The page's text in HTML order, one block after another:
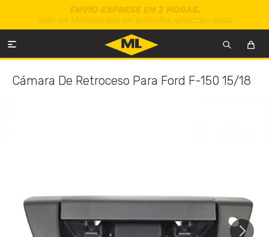

Cámara De Retroceso Para Ford F-150 15/18